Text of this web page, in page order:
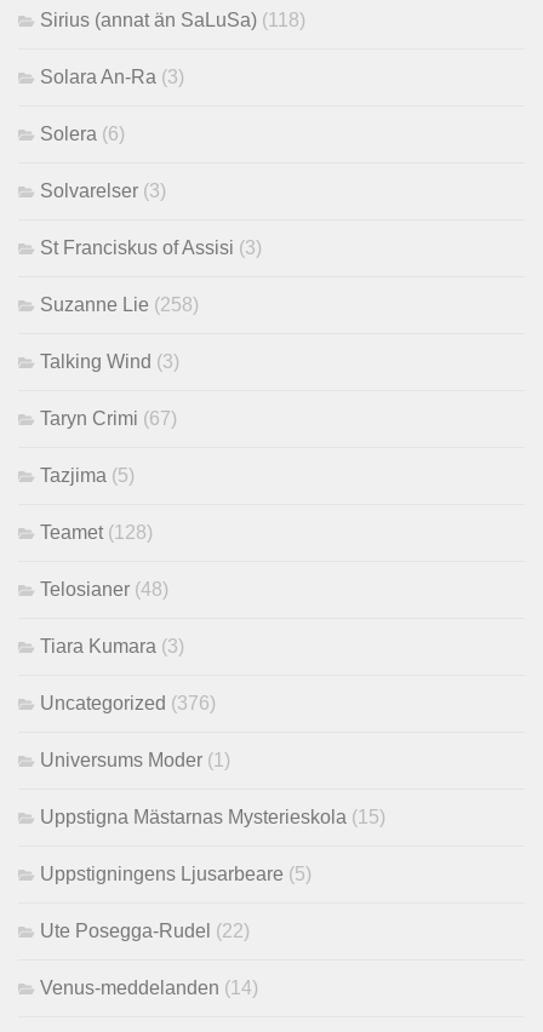
Sirius (annat än SaLuSa) (118)
Solara An-Ra (3)
Solera (6)
Solvarelser (3)
St Franciskus of Assisi (3)
Suzanne Lie (258)
Talking Wind (3)
Taryn Crimi (67)
Tazjima (5)
Teamet (128)
Telosianer (48)
Tiara Kumara (3)
Uncategorized (376)
Universums Moder (1)
Uppstigna Mästarnas Mysterieskola (15)
Uppstigningens Ljusarbeare (5)
Ute Posegga-Rudel (22)
Venus-meddelanden (14)